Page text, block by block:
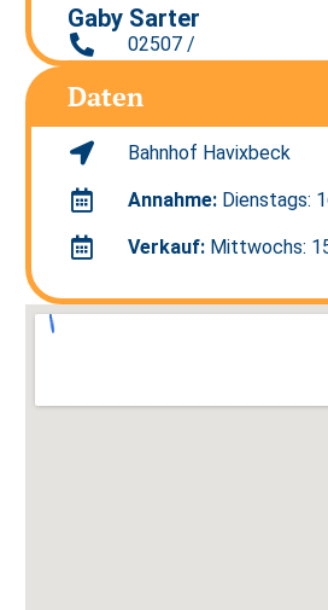
Gaby Sarter
02507 /
Daten
Bahnhof Havixbeck
Annahme:Dienstags:
Verkauf:Mittwochs: